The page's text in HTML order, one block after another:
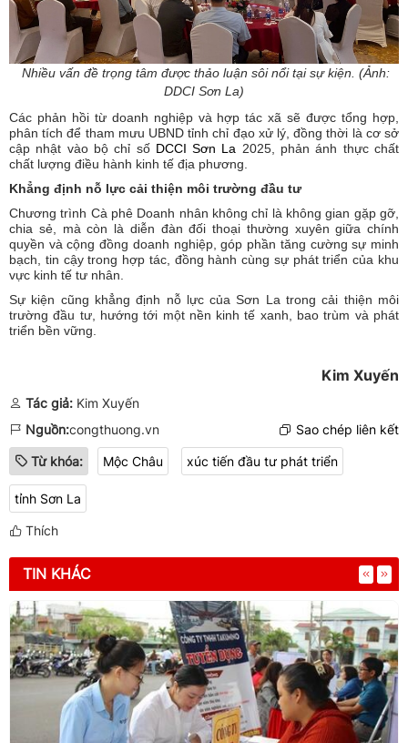
Nhiều vấn đề trọng tâm được thảo luận sôi nổi tại sự kiện. (Ảnh:
DDCI Sơn La)
Các phản hồi từ doanh nghiệp và hợp tác xã sẽ được tổng hợp,
phân tích để tham mưu UBND tỉnh chỉ đạo xử lý, đồng thời là cơ sở
cập nhật vào bộ chỉ số DCCI Sơn La 2025, phản ánh thực chất
chất lượng điều hành kinh tế địa phương.
Khẳng định nỗ lực cải thiện môi trường đầu tư
Chương trình Cà phê Doanh nhân không chỉ là không gian gặp gỡ,
chia sẻ, mà còn là diễn đàn đối thoại thường xuyên giữa chính
quyền và cộng đồng doanh nghiệp, góp phần tăng cường sự minh
bạch, tin cậy trong hợp tác, đồng hành cùng sự phát triển của khu
vực kinh tế tư nhân.
Sự kiện cũng khẳng định nỗ lực của Sơn La trong cải thiện môi
trường đầu tư, hướng tới một nền kinh tế xanh, bao trùm và phát
triển bền vững.
Kim Xuyến
Tác giả: Kim Xuyến
Nguồn:congthuong.vn Sao chép liên kết
Từ khóa: Mộc Châu xúc tiến đầu tư phát triển
tỉnh Sơn La
Thích
TIN KHÁC